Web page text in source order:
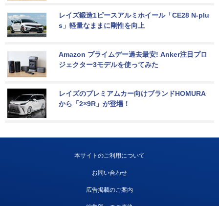
レイズ鍛造1ピースアルミホイール「CE28 N-plu
s」軽量なままに剛性を向上
Amazon プライムデー過去最安! Anker注目プロ
ジェクター3モデルを使ってみた
レイズのプレミアムカー向けブランドHOMURA
から「2×9R」が登場！
本サイトのご利用について
お問い合わせ
広告掲載のご案内